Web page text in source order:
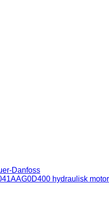
Danfoss
hydraulisk motor